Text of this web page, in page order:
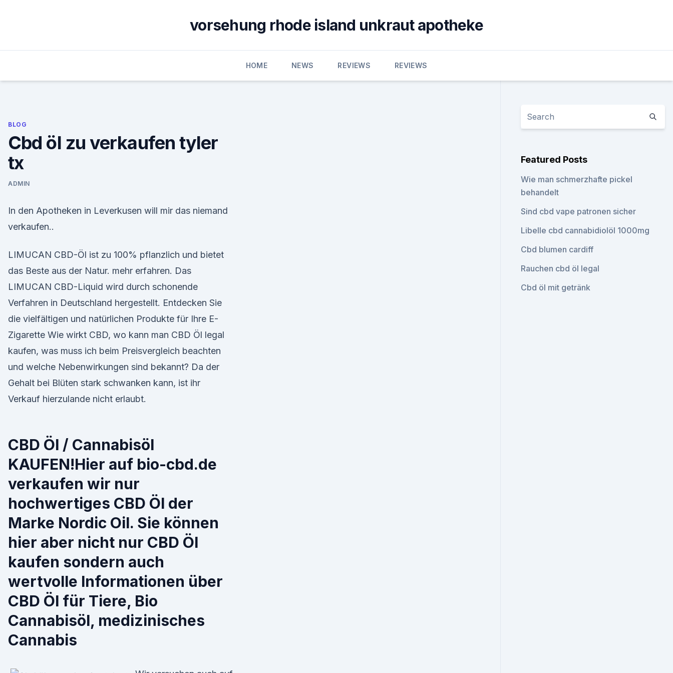
vorsehung rhode island unkraut apotheke
HOME NEWS REVIEWS REVIEWS
BLOG
Cbd öl zu verkaufen tyler
tx
ADMIN
In den Apotheken in Leverkusen will mir das niemand
verkaufen..
LIMUCAN CBD-Öl ist zu 100% pflanzlich und bietet
das Beste aus der Natur. mehr erfahren. Das
LIMUCAN CBD-Liquid wird durch schonende
Verfahren in Deutschland hergestellt. Entdecken Sie
die vielfältigen und natürlichen Produkte für Ihre E-
Zigarette Wie wirkt CBD, wo kann man CBD Öl legal
kaufen, was muss ich beim Preisvergleich beachten
und welche Nebenwirkungen sind bekannt? Da der
Gehalt bei Blüten stark schwanken kann, ist ihr
Verkauf hierzulande nicht erlaubt.
CBD Öl / Cannabisöl
KAUFEN!Hier auf bio-cbd.de
verkaufen wir nur
hochwertiges CBD Öl der
Marke Nordic Oil. Sie können
hier aber nicht nur CBD Öl
kaufen sondern auch
wertvolle Informationen über
CBD Öl für Tiere, Bio
Cannabisöl, medizinisches
Cannabis
Featured Posts
Wie man schmerzhafte pickel
behandelt
Sind cbd vape patronen sicher
Libelle cbd cannabidiolöl 1000mg
Cbd blumen cardiff
Rauchen cbd öl legal
Cbd öl mit getränk